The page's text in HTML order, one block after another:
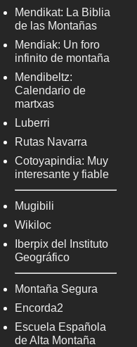
Mendikat: La Biblia
de las Montañas
Mendiak: Un foro
infinito de montaña
Mendibeltz:
Calendario de
martxas
Luberri
Rutas Navarra
Cotoyapindia: Muy
interesante y fiable
Mugibili
Wikiloc
Iberpix del Instituto
Geográfico
Montaña Segura
Encorda2
Escuela Española
de Alta Montaña